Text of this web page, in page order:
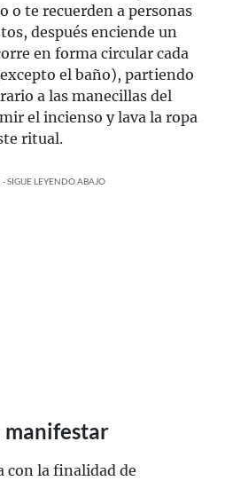
o te recuerden a personas
después enciende un
en forma circular cada
el baño), partiendo
a las manecillas del
el incienso y lava la ropa
ritual.
SIGUE LEYENDO ABAJO
con la finalidad de